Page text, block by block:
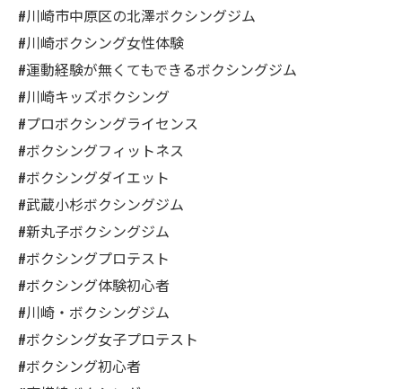
#川崎市中原区の北澤ボクシングジム
#川崎ボクシング女性体験
#運動経験が無くてもできるボクシングジム
#川崎キッズボクシング
#プロボクシングライセンス
#ボクシングフィットネス
#ボクシングダイエット
#武蔵小杉ボクシングジム
#新丸子ボクシングジム
#ボクシングプロテスト
#ボクシング体験初心者
#川崎・ボクシングジム
#ボクシング女子プロテスト
#ボクシング初心者